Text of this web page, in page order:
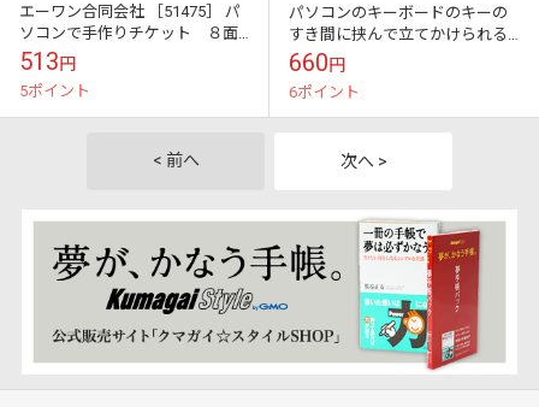
エーワン合同会社 ［51475］ パ
ソコンで手作りチケット ８面
付半券付 ピンク【AKB】
513円
5ポイント
パソコンのキーボードのキーの
すき間に挟んで立てかけられる
かわいい伝言メモ ハイモジモ
ジ Deng On MOOMIN\"お家を
つく...
660円
6ポイント
< 前へ 次へ >